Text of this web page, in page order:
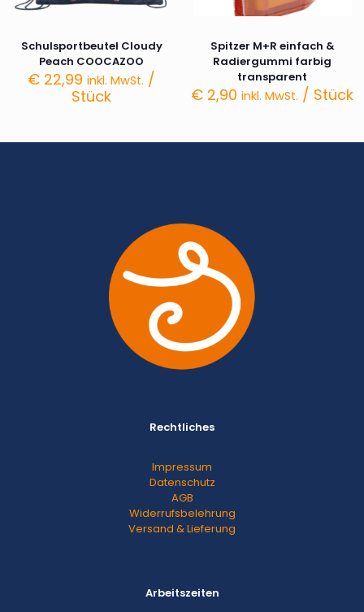
Schulsportbeutel Cloudy
Peach COOCAZOO
€ 22,99 inkl. MwSt. /
Stück
Spitzer M+R einfach &
Radiergummi farbig
transparent
€ 2,90 inkl. MwSt. / Stück
Rechtliches
Impressum
Datenschutz
AGB
Widerrufsbelehrung
Versand & Lieferung
Arbeitszeiten